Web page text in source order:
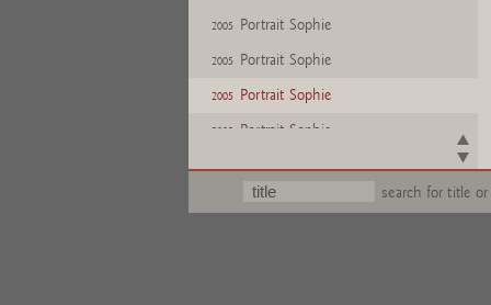
2005 Portrait Sophie
2005 Portrait Sophie
2005 Portrait Sophie
2005 Portrait Sophie
2005 Portrait Sophie
Portrait Sophie search for title or